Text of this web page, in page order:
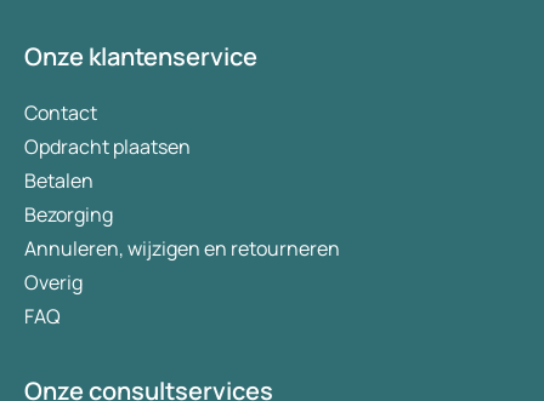
Onze klantenservice
Contact
Opdracht plaatsen
Betalen
Bezorging
Annuleren, wijzigen en retourneren
Overig
FAQ
Onze consultservices